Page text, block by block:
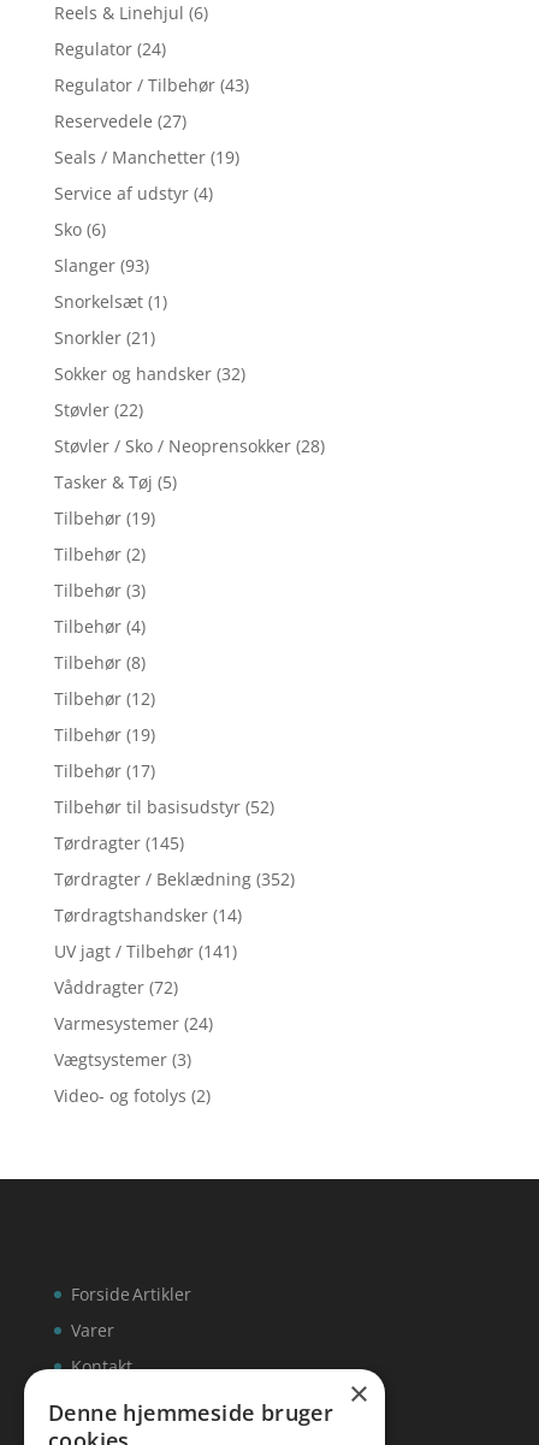
Reels & Linehjul (6)
Regulator (24)
Regulator / Tilbehør (43)
Reservedele (27)
Seals / Manchetter (19)
Service af udstyr (4)
Sko (6)
Slanger (93)
Snorkelsæt (1)
Snorkler (21)
Sokker og handsker (32)
Støvler (22)
Støvler / Sko / Neoprensokker (28)
Tasker & Tøj (5)
Tilbehør (19)
Tilbehør (2)
Tilbehør (3)
Tilbehør (4)
Tilbehør (8)
Tilbehør (12)
Tilbehør (19)
Tilbehør (17)
Tilbehør til basisudstyr (52)
Tørdragter (145)
Tørdragter / Beklædning (352)
Tørdragtshandsker (14)
UV jagt / Tilbehør (141)
Våddragter (72)
Varmesystemer (24)
Vægtsystemer (3)
Video- og fotolys (2)
Forside
Varer
Kontakt
Artikler
×
Denne hjemmeside bruger